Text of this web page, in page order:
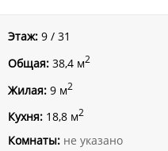
Этаж: 9 / 31
Общая: 38,4 м2
Жилая: 9 м2
Кухня: 18,8 м2
Комнаты: не указано